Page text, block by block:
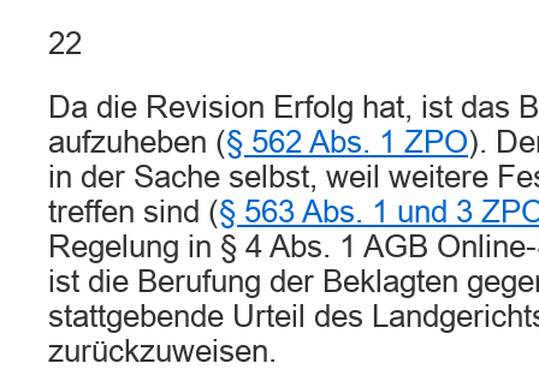
22
Da die Revision Erfolg hat, ist das
aufzuheben (§ 562 Abs. 1 ZPO).
in der Sache selbst, weil weitere
treffen sind (§ 563 Abs. 1 und 3
Regelung in § 4 Abs. 1 AGB
ist die Berufung der Beklagten
stattgebende Urteil des
zurückzuweisen.